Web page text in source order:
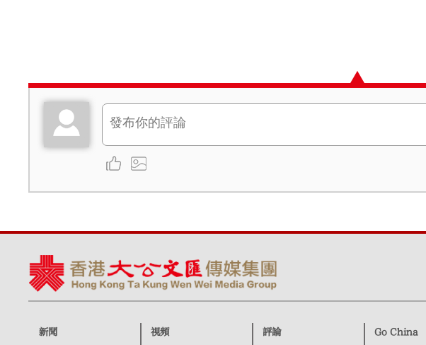
新聞 視頻 評論 Go China